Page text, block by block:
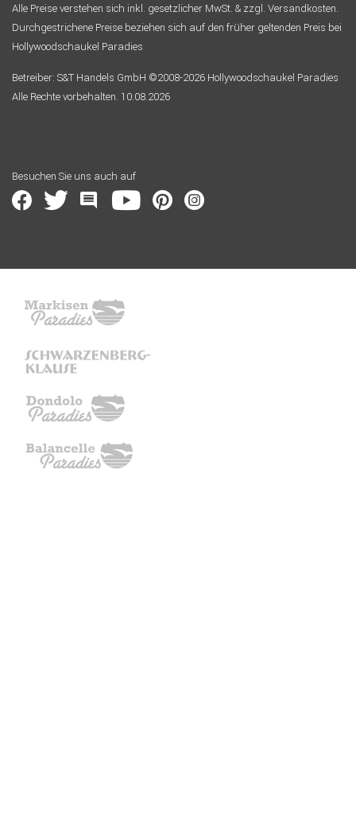
Alle Preise verstehen sich inkl. gesetzlicher MwSt. & zzgl. Versandkosten.
Durchgestrichene Preise beziehen sich auf den früher geltenden Preis bei
Hollywoodschaukel Paradies
Betreiber: S&T Handels GmbH ©2008-2026 Hollywoodschaukel Paradies
Alle Rechte vorbehalten. 10.08.2026
Besuchen Sie uns auch auf